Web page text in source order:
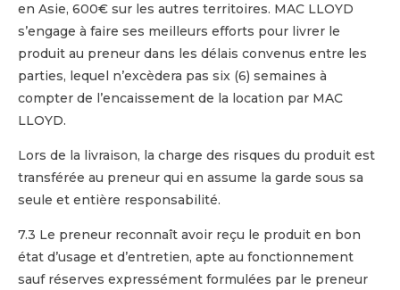
en Asie, 600€ sur les autres territoires. MAC LLOYD
s’engage à faire ses meilleurs efforts pour livrer le
produit au preneur dans les délais convenus entre les
parties, lequel n’excèdera pas six (6) semaines à
compter de l’encaissement de la location par MAC
LLOYD.
Lors de la livraison, la charge des risques du produit est
transférée au preneur qui en assume la garde sous sa
seule et entière responsabilité.
7.3 Le preneur reconnaît avoir reçu le produit en bon
état d’usage et d’entretien, apte au fonctionnement
sauf réserves expressément formulées par le preneur